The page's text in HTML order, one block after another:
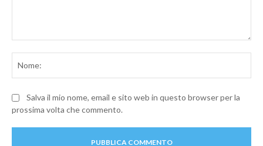
Salva il mio nome, email e sito web in questo browser per la
prossima volta che commento.